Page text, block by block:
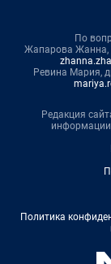
По
Жапарова Жанна,
Ревина Мария,
Редакция
Политика